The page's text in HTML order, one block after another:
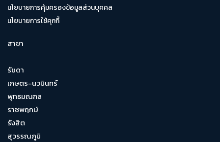
นโยบายการคุ้มครองข้อมูลส่วนบุคคล
นโยบายการใช้คุกกี้
สาขา
รัชดา
เกษตร-นวมินทร์
พุทธมณฑล
ราชพฤกษ์
รังสิต
สุวรรณภูมิ